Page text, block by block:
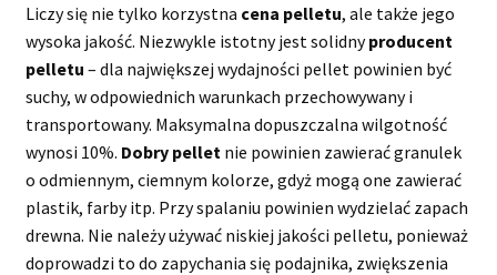
Liczy się nie tylko korzystna cena pelletu, ale także jego
wysoka jakość. Niezwykle istotny jest solidnyproducent
pelletu – dla największej wydajności pellet powinien być
suchy, w odpowiednich warunkach przechowywany i
transportowany. Maksymalna dopuszczalna wilgotność
wynosi 10%. Dobry pellet nie powinien zawierać granulek
o odmiennym, ciemnym kolorze, gdyż mogą one zawierać
plastik, farby itp. Przy spalaniu powinien wydzielać zapach
drewna. Nie należy używać niskiej jakości pelletu, ponieważ
doprowadzi to do zapychania się podajnika, zwiększenia